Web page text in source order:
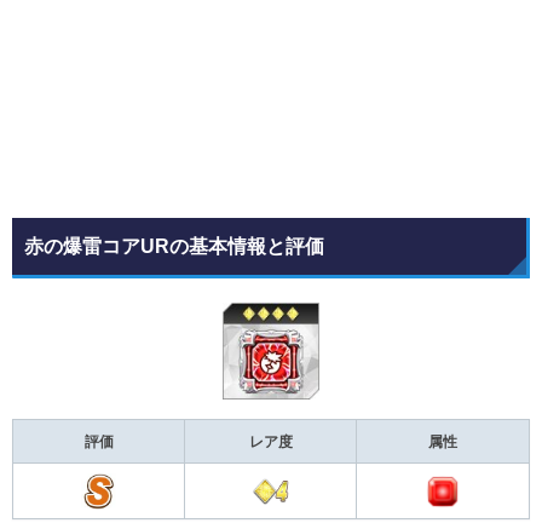
赤の爆雷コアURの基本情報と評価
評価 レア度 属性